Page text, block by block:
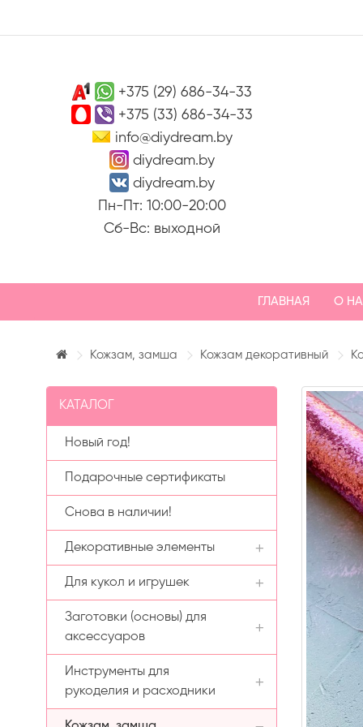
+375 (29) 686-34-33
+375 (33) 686-34-33
info@diydream.by
diydream.by
diydream.by
Пн-Пт: 10:00-20:00
Сб-Вс: выходной
ГЛАВНАЯ О
Кожзам, замша Кожзам декоративный
КАТАЛОГ
Новый год!
Подарочные сертификаты
Снова в наличии!
Декоративные элементы
Вязаные цветочки
Бусины
Бисер Preciosa (Чехия)
Бисер Preciosa (Чехия)
глянцевый
Кабошоны
Кабошоны-вырубка
Пайетки
Для кукол и игрушек
Аксессуары для кукол
Ткани для тела
Трессы (волосы) для кукол
Заготовки (основы) для
аксессуаров
Заколки
Заколки в ленте
Ободки
Инструменты для
рукоделия и расходники